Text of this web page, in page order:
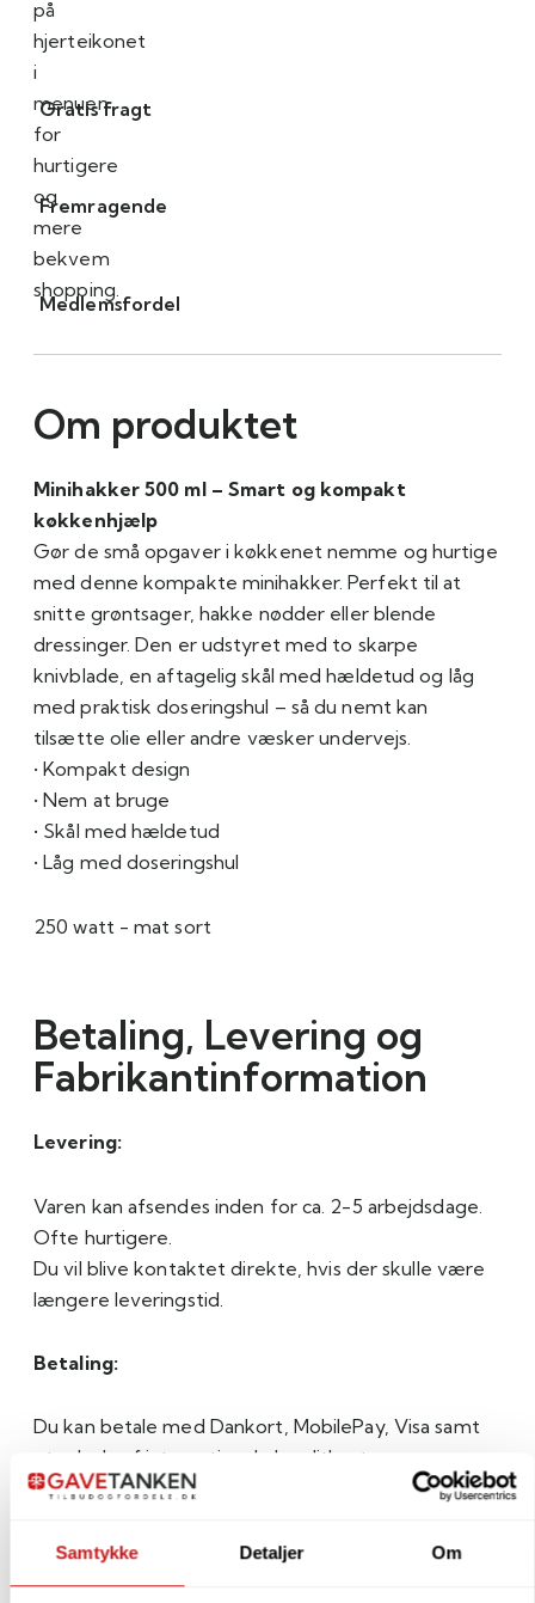
Samtykke Detaljer Om
på
hjerteikonet
i
menuen
for
hurtigere
og
mere
bekvem
shopping.
Gratis fragt
Fremragende
Medlemsfordel
Om produktet
Minihakker 500 ml – Smart og kompakt
køkkenhjælp
Gør de små opgaver i køkkenet nemme og hurtige
med denne kompakte minihakker. Perfekt til at
snitte grøntsager, hakke nødder eller blende
dressinger. Den er udstyret med to skarpe
knivblade, en aftagelig skål med hældetud og låg
med praktisk doseringshul – så du nemt kan
tilsætte olie eller andre væsker undervejs.
• Kompakt design
• Nem at bruge
• Skål med hældetud
• Låg med doseringshul
250 watt - mat sort
Betaling, Levering og
Fabrikantinformation
Levering:
Varen kan afsendes inden for ca. 2-5 arbejdsdage.
Ofte hurtigere.
Du vil blive kontaktet direkte, hvis der skulle være
længere leveringstid.
Betaling:
Du kan betale med Dankort, MobilePay, Visa samt
et udvalg af internationale kreditkort.
Fabrikant information: